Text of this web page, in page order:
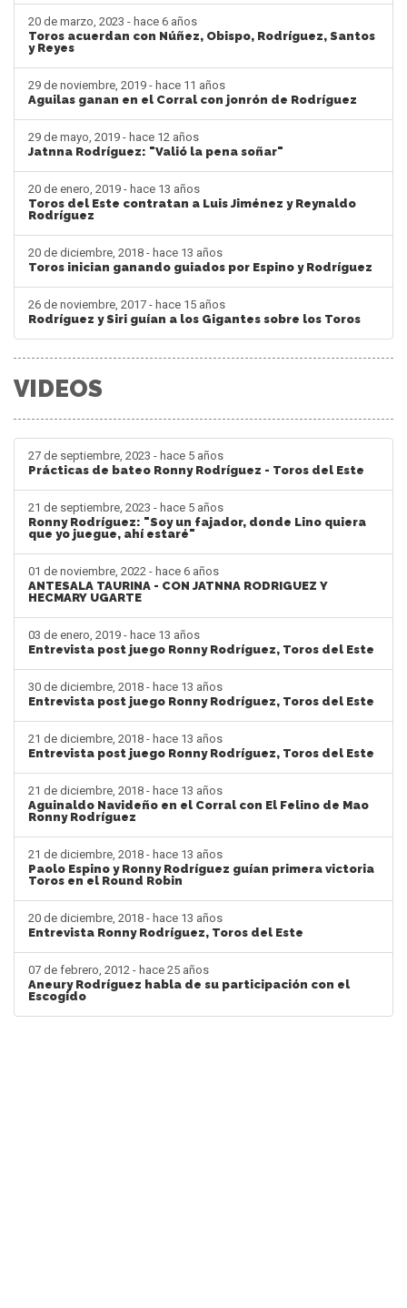
20 de marzo, 2023 - hace 6 años
Toros acuerdan con Núñez, Obispo, Rodríguez, Santos
y Reyes
29 de noviembre, 2019 - hace 11 años
Aguilas ganan en el Corral con jonrón de Rodríguez
29 de mayo, 2019 - hace 12 años
Jatnna Rodríguez: "Valió la pena soñar"
20 de enero, 2019 - hace 13 años
Toros del Este contratan a Luis Jiménez y Reynaldo
Rodríguez
20 de diciembre, 2018 - hace 13 años
Toros inician ganando guiados por Espino y Rodríguez
26 de noviembre, 2017 - hace 15 años
Rodríguez y Siri guían a los Gigantes sobre los Toros
VIDEOS
27 de septiembre, 2023 - hace 5 años
Prácticas de bateo Ronny Rodríguez - Toros del Este
21 de septiembre, 2023 - hace 5 años
Ronny Rodríguez: "Soy un fajador, donde Lino quiera
que yo juegue, ahí estaré"
01 de noviembre, 2022 - hace 6 años
ANTESALA TAURINA - CON JATNNA RODRIGUEZ Y
HECMARY UGARTE
03 de enero, 2019 - hace 13 años
Entrevista post juego Ronny Rodríguez, Toros del Este
30 de diciembre, 2018 - hace 13 años
Entrevista post juego Ronny Rodríguez, Toros del Este
21 de diciembre, 2018 - hace 13 años
Entrevista post juego Ronny Rodríguez, Toros del Este
21 de diciembre, 2018 - hace 13 años
Aguinaldo Navideño en el Corral con El Felino de Mao
Ronny Rodríguez
21 de diciembre, 2018 - hace 13 años
Paolo Espino y Ronny Rodríguez guían primera victoria
Toros en el Round Robin
20 de diciembre, 2018 - hace 13 años
Entrevista Ronny Rodríguez, Toros del Este
07 de febrero, 2012 - hace 25 años
Aneury Rodríguez habla de su participación con el
Escogido